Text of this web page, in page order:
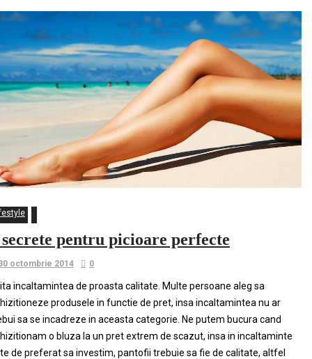
pentru picioare perfecte
octombrie 2014 0
incaltamintea de proasta calitate. Multe persoane aleg sa
produsele in functie de pret, insa incaltamintea nu ar
sa se incadreze in aceasta categorie. Ne putem bucura cand
o bluza la un pret extrem de scazut, insa in incaltaminte
de preferat sa investim, pantofii trebuie sa fie de calitate, altfel